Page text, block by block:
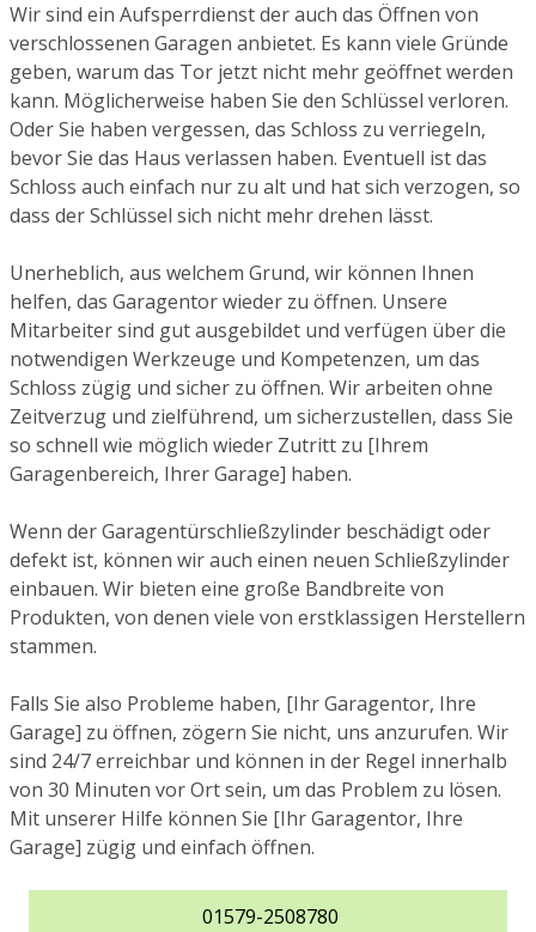
Wir sind ein Aufsperrdienst der auch das Öffnen von
verschlossenen Garagen anbietet. Es kann viele Gründe
geben, warum das Tor jetzt nicht mehr geöffnet werden
kann. Möglicherweise haben Sie den Schlüssel verloren.
Oder Sie haben vergessen, das Schloss zu verriegeln,
bevor Sie das Haus verlassen haben. Eventuell ist das
Schloss auch einfach nur zu alt und hat sich verzogen, so
dass der Schlüssel sich nicht mehr drehen lässt.
Unerheblich, aus welchem Grund, wir können Ihnen
helfen, das Garagentor wieder zu öffnen. Unsere
Mitarbeiter sind gut ausgebildet und verfügen über die
notwendigen Werkzeuge und Kompetenzen, um das
Schloss zügig und sicher zu öffnen. Wir arbeiten ohne
Zeitverzug und zielführend, um sicherzustellen, dass Sie
so schnell wie möglich wieder Zutritt zu [Ihrem
Garagenbereich, Ihrer Garage] haben.
Wenn der Garagentürschließzylinder beschädigt oder
defekt ist, können wir auch einen neuen Schließzylinder
einbauen. Wir bieten eine große Bandbreite von
Produkten, von denen viele von erstklassigen Herstellern
stammen.
Falls Sie also Probleme haben, [Ihr Garagentor, Ihre
Garage] zu öffnen, zögern Sie nicht, uns anzurufen. Wir
sind 24/7 erreichbar und können in der Regel innerhalb
von 30 Minuten vor Ort sein, um das Problem zu lösen.
Mit unserer Hilfe können Sie [Ihr Garagentor, Ihre
Garage] zügig und einfach öffnen.
01579-2508780